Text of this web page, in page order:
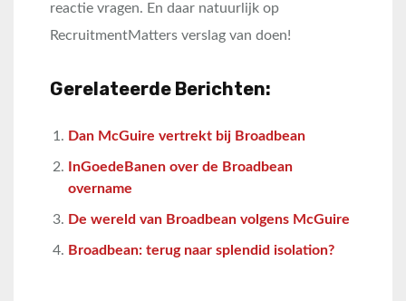
reactie vragen. En daar natuurlijk op
RecruitmentMatters verslag van doen!
Gerelateerde Berichten:
Dan McGuire vertrekt bij Broadbean
InGoedeBanen over de Broadbean
overname
De wereld van Broadbean volgens McGuire
Broadbean: terug naar splendid isolation?